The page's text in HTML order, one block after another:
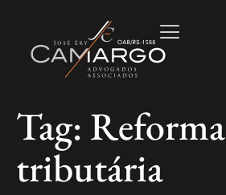
Tag: Reforma
tributária